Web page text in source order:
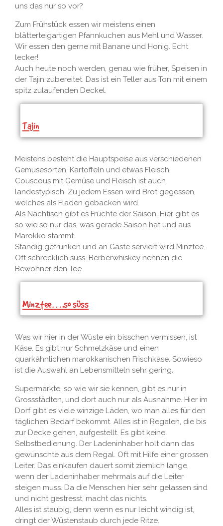
uns das nur so vor?
Zum Frühstück essen wir meistens einen
blätterteigartigen Pfannkuchen aus Mehl und Wasser.
Wir essen den gerne mit Banane und Honig. Echt
lecker!
Auch heute noch werden, genau wie früher, Speisen in
der Tajin zubereitet. Das ist ein Teller aus Ton mit einem
spitz zulaufenden Deckel.
Tajin
Meistens besteht die Hauptspeise aus verschiedenen
Gemüsesorten, Kartoffeln und etwas Fleisch.
Couscous mit Gemüse und Fleisch ist auch
landestypisch. Zu jedem Essen wird Brot gegessen,
welches als Fladen gebacken wird.
Als Nachtisch gibt es Früchte der Saison. Hier gibt es
so wie so nur das, was gerade Saison hat und aus
Marokko stammt.
Ständig getrunken und an Gäste serviert wird Minztee.
Oft schrecklich süss. Berberwhiskey nennen die
Bewohner den Tee.
Minztee….so süss
Was wir hier in der Wüste ein bisschen vermissen, ist
Käse. Es gibt nur Schmelzkäse und einen
quarkähnlichen marokkanischen Frischkäse. Sowieso
ist die Auswahl an Lebensmitteln sehr gering.
Supermärkte, so wie wir sie kennen, gibt es nur in
Grossstädten, und dort auch nur als Ausnahme. Hier im
Dorf gibt es viele winzige Läden, wo man alles für den
täglichen Bedarf bekommt. Alles ist in Regalen, die bis
zur Decke gehen, aufgestellt. Es gibt keine
Selbstbedienung. Der Ladeninhaber holt dann das
gewünschte aus dem Regal. Oft mit Hilfe einer grossen
Leiter. Das einkaufen dauert somit ziemlich lange,
wenn der Ladeninhaber mehrmals auf die Leiter
steigen muss. Da die Menschen hier sehr gelassen sind
und nicht gestresst, macht das nichts.
Alles ist staubig, denn wenn es nur leicht windig ist,
dringt der Wüstenstaub durch jede Ritze.